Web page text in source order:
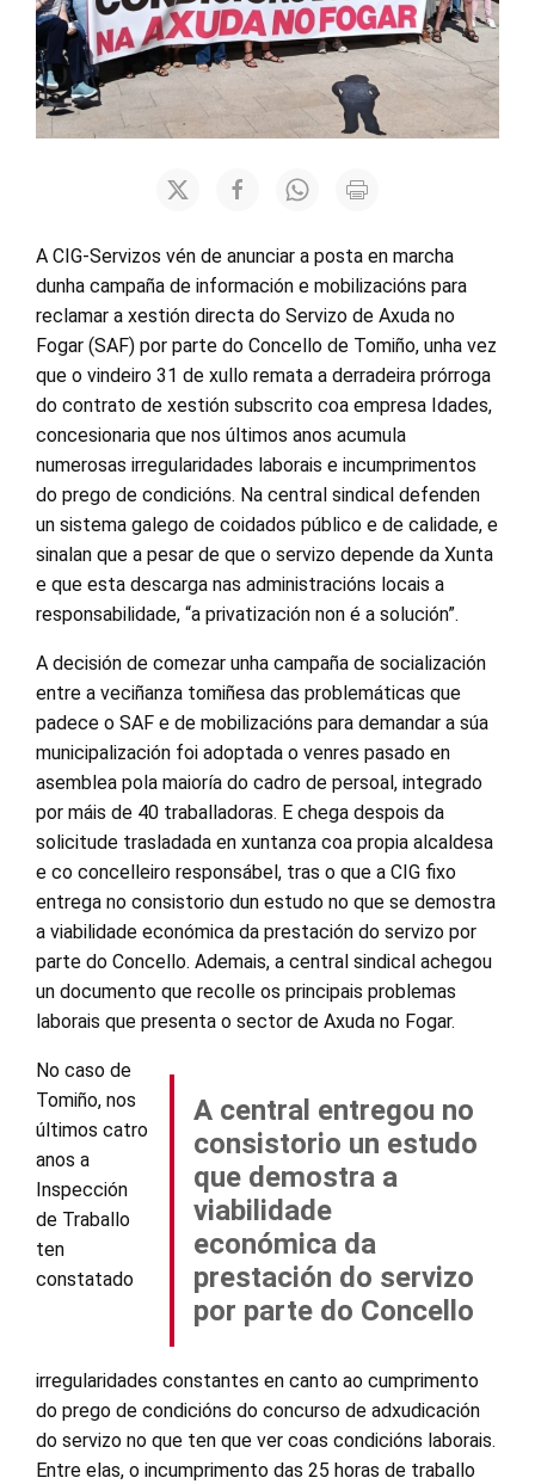
A CIG-Servizos vén de anunciar a posta en marcha
dunha campaña de información e mobilizacións para
reclamar a xestión directa do Servizo de Axuda no
Fogar (SAF) por parte do Concello de Tomiño, unha vez
que o vindeiro 31 de xullo remata a derradeira prórroga
do contrato de xestión subscrito coa empresa Idades,
concesionaria que nos últimos anos acumula
numerosas irregularidades laborais e incumprimentos
do prego de condicións. Na central sindical defenden
un sistema galego de coidados público e de calidade, e
sinalan que a pesar de que o servizo depende da Xunta
e que esta descarga nas administracións locais a
responsabilidade, “a privatización non é a solución”.
A decisión de comezar unha campaña de socialización
entre a veciñanza tomiñesa das problemáticas que
padece o SAF e de mobilizacións para demandar a súa
municipalización foi adoptada o venres pasado en
asemblea pola maioría do cadro de persoal, integrado
por máis de 40 traballadoras. E chega despois da
solicitude trasladada en xuntanza coa propia alcaldesa
e co concelleiro responsábel, tras o que a CIG fixo
entrega no consistorio dun estudo no que se demostra
a viabilidade económica da prestación do servizo por
parte do Concello. Ademais, a central sindical achegou
un documento que recolle os principais problemas
laborais que presenta o sector de Axuda no Fogar.
A central entregou no
consistorio un estudo
que demostra a
viabilidade
económica da
prestación do servizo
por parte do Concello
No caso de
Tomiño, nos
últimos catro
anos a
Inspección
de Traballo
ten
constatado
irregularidades constantes en canto ao cumprimento
do prego de condicións do concurso de adxudicación
do servizo no que ten que ver coas condicións laborais.
Entre elas, o incumprimento das 25 horas de traballo